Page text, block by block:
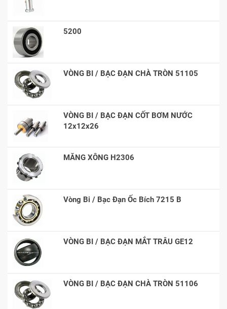
5200
VÒNG BI / BẠC ĐẠN CHÀ TRÒN 51105
VÒNG BI / BẠC ĐẠN CỐT BƠM NƯỚC
12x12x26
MĂNG XÔNG H2306
Vòng Bi / Bạc Đạn Ốc Bích 7215 B
VÒNG BI / BẠC ĐẠN MẮT TRÂU GE12
VÒNG BI / BẠC ĐẠN CHÀ TRÒN 51106